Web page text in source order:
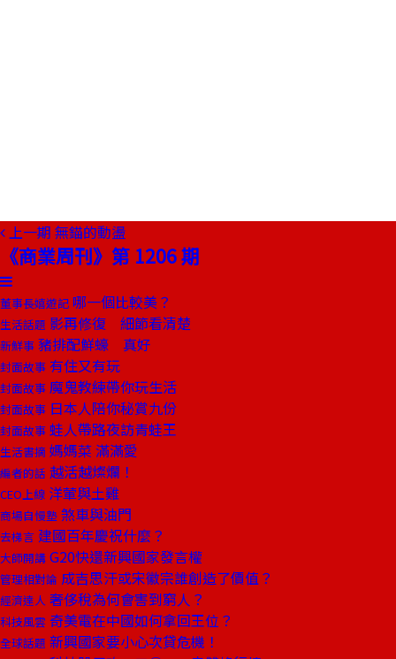
上一期 無錨的動盪
《商業周刊》第 1206 期
董事長嬉遊記 哪一個比較美？
生活話題 影再修復 細節看清楚
新鮮事 豬排配鮮蠔 真好
封面故事 有住又有玩
封面故事 魔鬼教練帶你玩生活
封面故事 日本人陪你秘賞九份
封面故事 蛙人帶路夜訪青蛙王
生活書摘 媽媽菜 滿滿愛
編者的話 越活越燦爛！
CEO上線 洋葷與土雞
商場自慢塾 煞車與油門
去梯言 建國百年慶祝什麼？
大師開講 G20快還新興國家發言權
管理相對論 成吉思汗或宋徽宗誰創造了價值？
經濟達人 奢侈稅為何會害到窮人？
科技風雲 奇美電在中國如何拿回王位？
全球話題 新興國家要小心次貸危機！